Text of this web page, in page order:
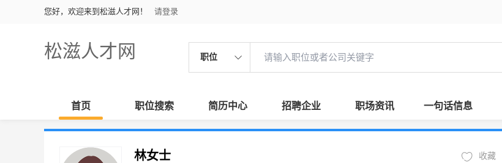
您好，欢迎来到松滋人才网！ 请登录
松滋人才网 职位
首页 职位搜索 简历中心 招聘企业 职场资讯 一句话信息
林女士 收藏